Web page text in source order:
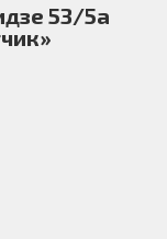
53/5а